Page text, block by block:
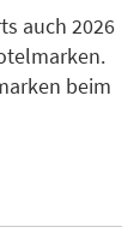
auch 2026
beim